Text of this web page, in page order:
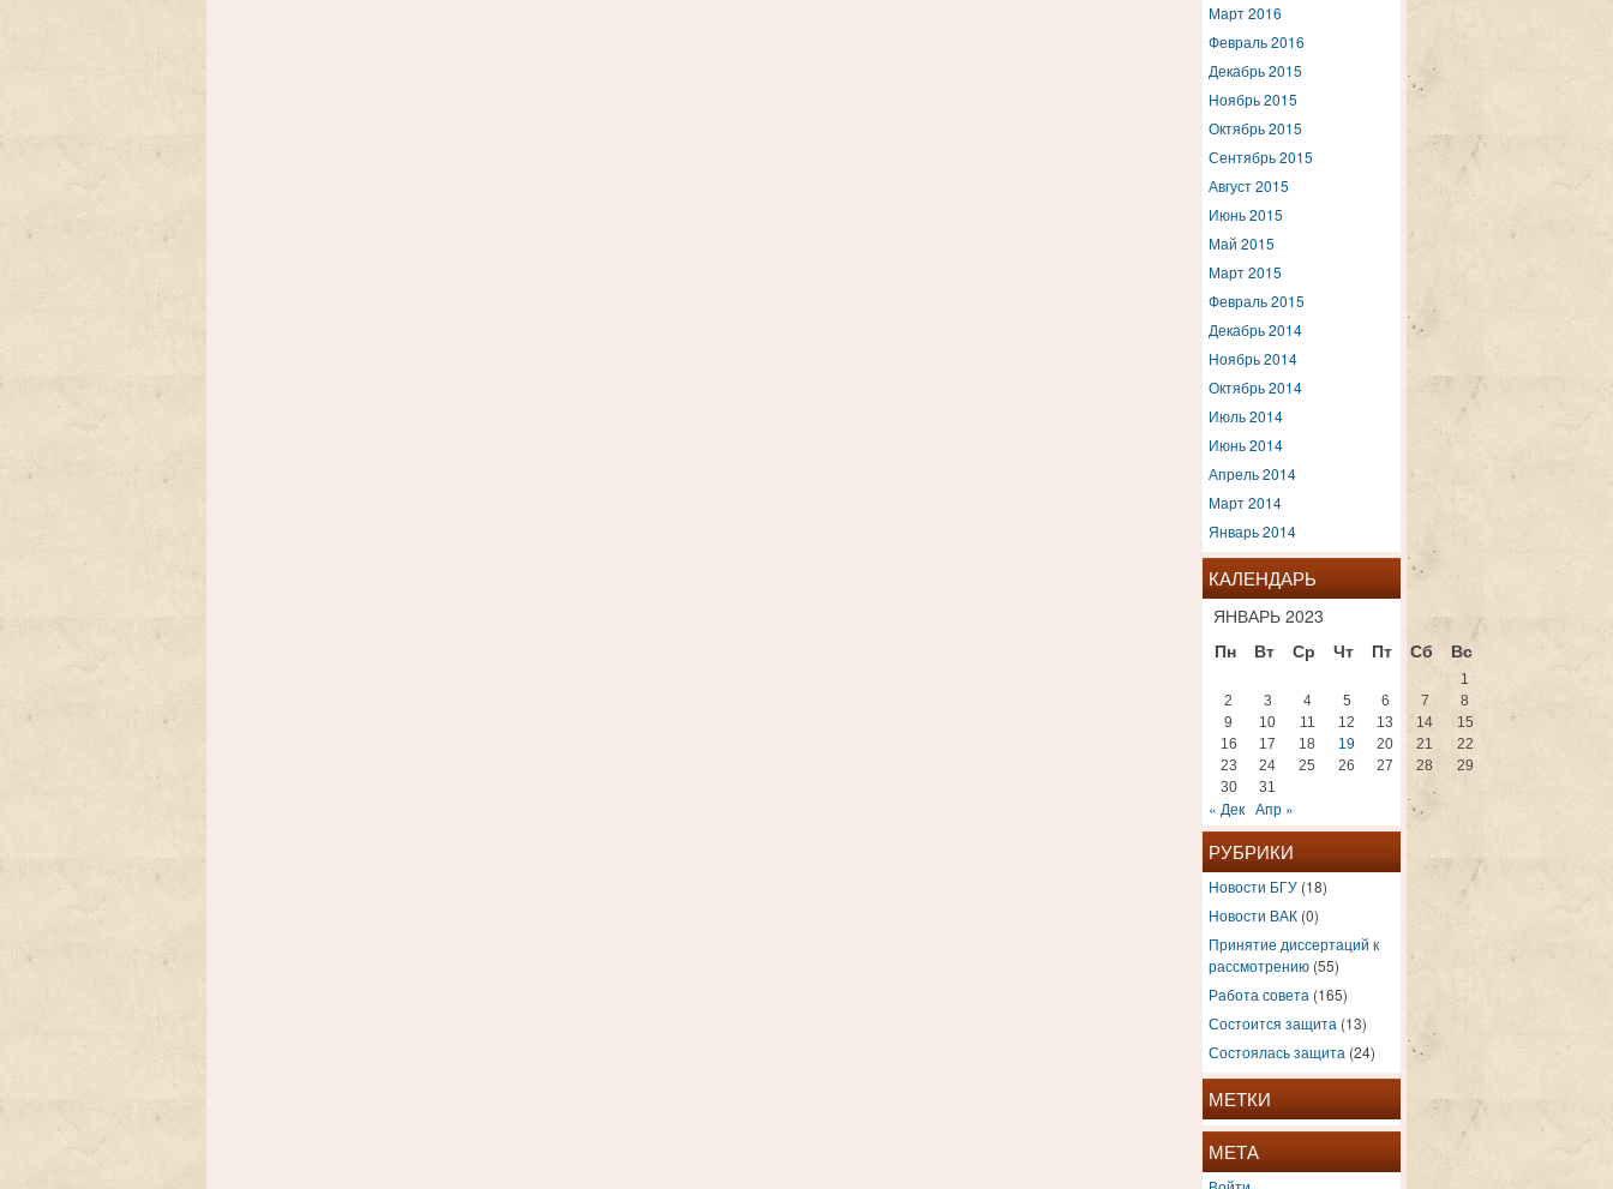
Март 2016
Февраль 2016
Декабрь 2015
Ноябрь 2015
Октябрь 2015
Сентябрь 2015
Август 2015
Июнь 2015
Май 2015
Март 2015
Февраль 2015
Декабрь 2014
Ноябрь 2014
Октябрь 2014
Июль 2014
Июнь 2014
Апрель 2014
Март 2014
Январь 2014
КАЛЕНДАРЬ
ЯНВАРЬ 2023
Пн
Вт Ср Чт Пт Сб Вс
1
2
3 4 5 6 7
8
9
10 11 12 13 14
15
16
17 18 19 20 21
22
23
24 25 26 27 28
29
30
31
« Дек Апр »
РУБРИКИ
Новости БГУ (18)
Новости ВАК (0)
Принятие диссертаций к
рассмотрению (55)
Работа совета (165)
Состоится защита (13)
Состоялась защита (24)
МЕТКИ
МЕТА